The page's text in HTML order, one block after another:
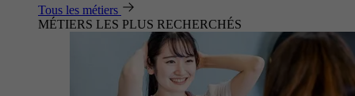
Tous les métiers
MÉTIERS LES PLUS RECHERCHÉS